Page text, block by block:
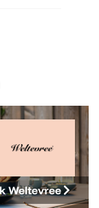
Weltevree